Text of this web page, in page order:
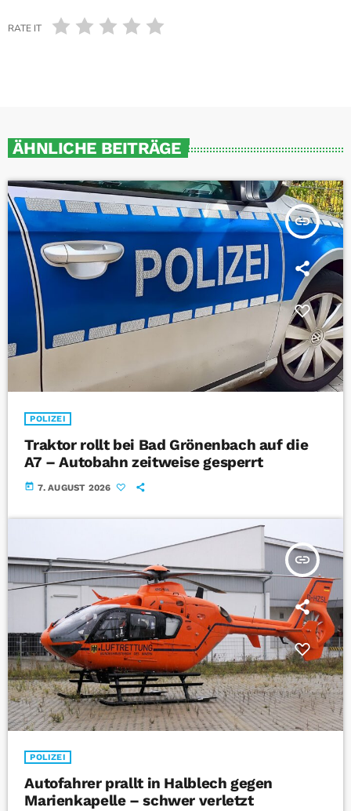
RATE IT
ÄHNLICHE BEITRÄGE
insert_link
POLIZEI
Traktor rollt bei Bad Grönenbach auf die
A7 – Autobahn zeitweise gesperrt
today 7. AUGUST 2026
insert_link
POLIZEI
Autofahrer prallt in Halblech gegen
Marienkapelle – schwer verletzt